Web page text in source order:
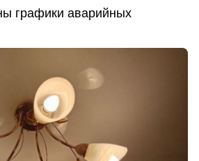
графики аварийных